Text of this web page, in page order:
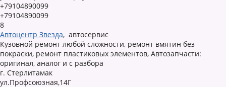
+79104890099
+79104890099
8
Автоцентр Звезда, автосервис
Кузовной ремонт любой сложности, ремонт вмятин без
покраски, ремонт пластиковых элементов, Автозапчасти:
оригинал, аналог и с разбора
г. Стерлитамак
ул.Профсоюзная,14Г